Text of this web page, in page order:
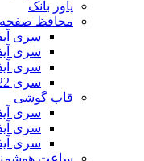
پاور بانک
محافظ صفحه
سری
سری
سری
سری S22 سامسونگ
قاب گوشی
سری
سری
سری
ساعت